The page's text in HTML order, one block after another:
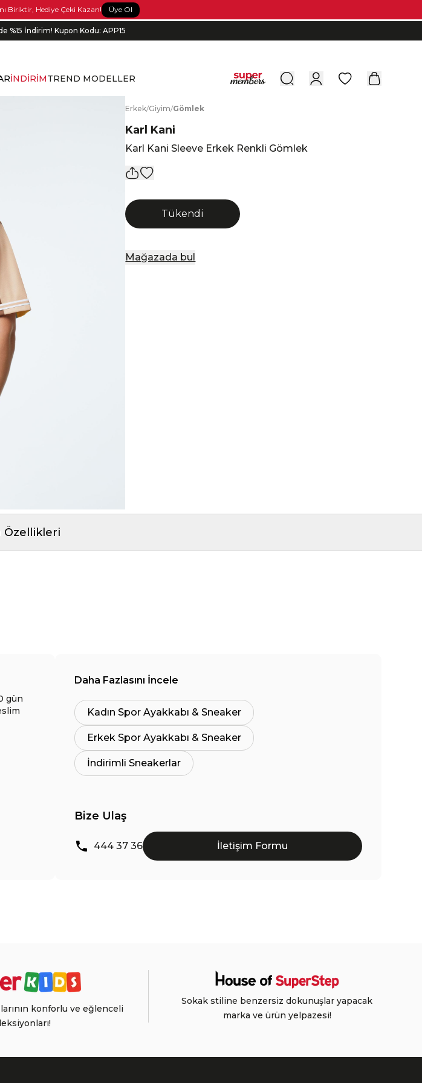
Biriktir, Hediye Çeki Kazan! Üye Ol
%15 İndirim! Kupon Kodu: APP15
İNDİRİMTREND MODELLER 0
Erkek/Giyim/Gömlek
Karl Kani
Karl Kani Sleeve Erkek Renkli Gömlek
Tükendi
Mağazada bul
Özellikleri
gün
Daha Fazlasını İncele
Kadın Spor Ayakkabı & Sneaker
Erkek Spor Ayakkabı & Sneaker
İndirimli Sneakerlar
Bize Ulaş
444 37 36 İletişim Formu
konforlu ve eğlenceli
Sokak stiline benzersiz dokunuşlar yapacak
marka ve ürün yelpazesi!